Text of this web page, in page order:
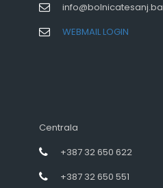
info@bolnicatesanj.ba
WEBMAIL LOGIN
Centrala
+387 32 650 622
+387 32 650 551